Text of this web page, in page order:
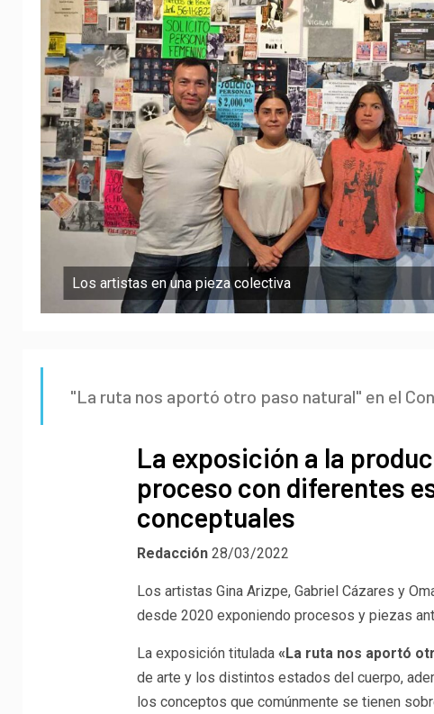
Los artistas en una pieza colectiva
"La ruta nos aportó otro paso natural" en el
La exposición a la
proceso con diferentes
conceptuales
Redacción28/03/2022
Los artistas Gina Arizpe, Gabriel Cázares y
desde 2020 exponiendo procesos y piezas
La exposición titulada «La ruta nos aportó
de arte y los distintos estados del cuerpo,
los conceptos que comúnmente se tienen